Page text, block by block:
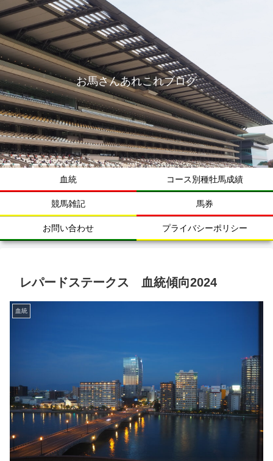
お馬さんあれこれブログ
血統 コース別種牡馬成績
競馬雑記 馬券
お問い合わせ プライバシーポリシー
レパードステークス 血統傾向2024
血統